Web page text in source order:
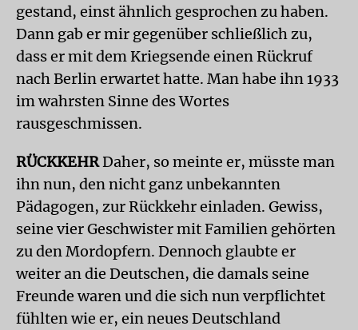
gestand, einst ähnlich gesprochen zu haben.
Dann gab er mir gegenüber schließlich zu,
dass er mit dem Kriegsende einen Rückruf
nach Berlin erwartet hatte. Man habe ihn 1933
im wahrsten Sinne des Wortes
rausgeschmissen.
RÜCKKEHRDaher, so meinte er, müsste man
ihn nun, den nicht ganz unbekannten
Pädagogen, zur Rückkehr einladen. Gewiss,
seine vier Geschwister mit Familien gehörten
zu den Mordopfern. Dennoch glaubte er
weiter an die Deutschen, die damals seine
Freunde waren und die sich nun verpflichtet
fühlten wie er, ein neues Deutschland